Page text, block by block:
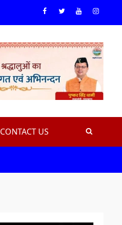
Facebook
TwiteerYoutube
CONTACT US